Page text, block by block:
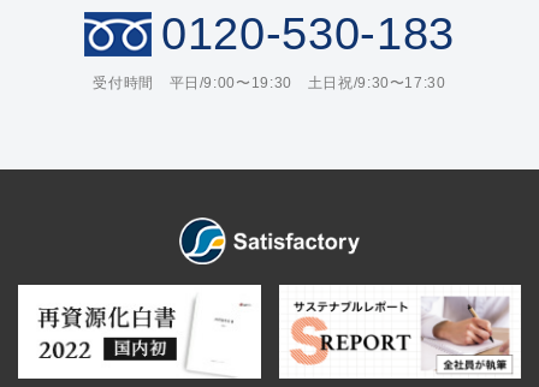
0120-530-183
受付時間 平日/9:00〜19:30 土日祝/9:30〜17:30